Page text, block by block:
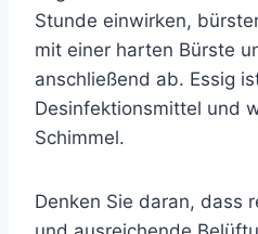
Stunde einwirken,
mit einer harten Bürste
anschließend ab. Essig
Desinfektionsmittel und
Schimmel.
Denken Sie daran, dass